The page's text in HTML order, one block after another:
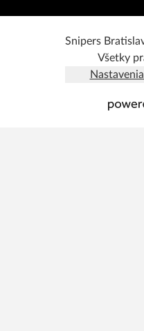
Snipers
Všetky